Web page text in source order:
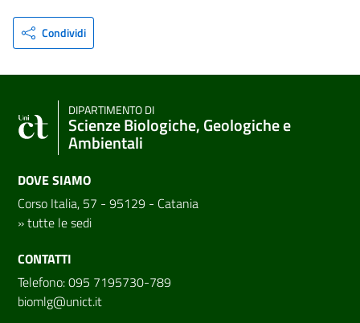
Condividi
DIPARTIMENTO DI
Scienze Biologiche, Geologiche e
Ambientali
DOVE SIAMO
Corso Italia, 57 - 95129 - Catania
»tutte le sedi
CONTATTI
Telefono: 095 7195730-789
biomlg@unict.it